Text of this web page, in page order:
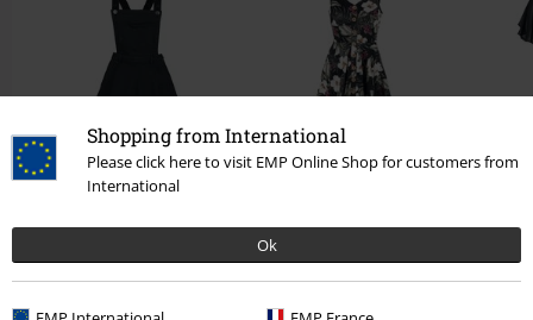
Shopping from International
Please click here to visit EMP Online Shop for customers from
International
Ok
%